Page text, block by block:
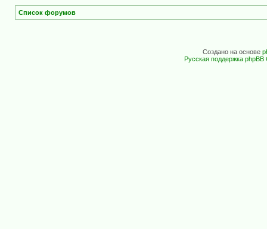
Список форумов
Создано на основе
Русская поддержка phpBB